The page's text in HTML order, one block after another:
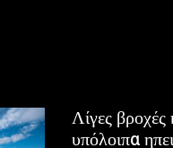
Λίγες
υπόλοιπα